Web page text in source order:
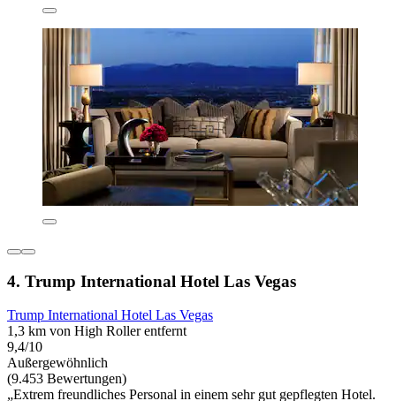
4. Trump International Hotel Las Vegas
Trump International Hotel Las Vegas
1,3 km von High Roller entfernt
9,4/10
Außergewöhnlich
(9.453 Bewertungen)
„Extrem freundliches Personal in einem sehr gut gepflegten Hotel.